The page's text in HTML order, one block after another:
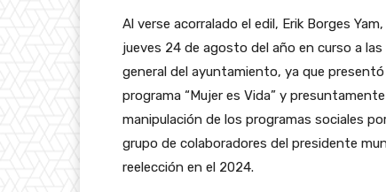
Al verse acorralado el edil, Erik Borges
jueves 24 de agosto del año en curso a
general del ayuntamiento, ya que
programa “Mujer es Vida” y
manipulación de los programas sociales
grupo de colaboradores del presidente
reelección en el 2024.